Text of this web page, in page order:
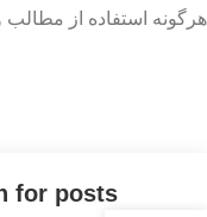
هرگونه استفاده از مطالب